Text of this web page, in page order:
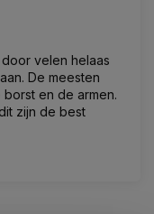
velen helaas
De meesten
en de armen.
zijn de best